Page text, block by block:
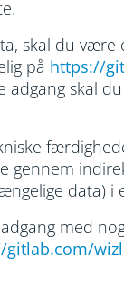
skal du
på https://
skal
data) i
med
gitlab.com/